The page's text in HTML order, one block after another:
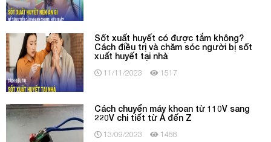
Sốt xuất huyết có được tắm không?
Cách điều trị và chăm sóc người bị sốt
xuất huyết tại nhà
11/11/2023 1517
Cách chuyển máy khoan từ 110V sang
220V chi tiết từ A đến Z
13/09/2023 1488